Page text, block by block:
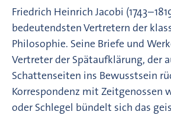
Friedrich Heinrich Jacobi
bedeutendsten Vertretern der
Philosophie. Seine Briefe und
Vertreter der Spätaufklärung, der
Schattenseiten ins Bewusstsein
Korrespondenz mit Zeitgenossen
oder Schlegel bündelt sich das